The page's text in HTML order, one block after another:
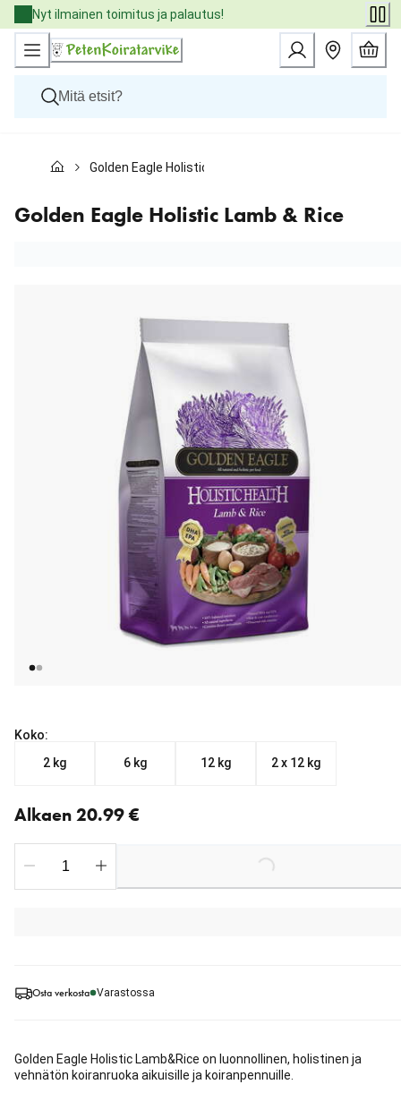
Skip
to
Content
Nyt ilmainen toimitus ja palautus!
Kissat
Eläinlääkäriruoat
Tuotemerkit
Golden Eagle Holistic Lamb & Rice
Golden Eagle Holistic Lamb & Rice
Osta verkosta Varastossa
Golden Eagle Holistic Lamb&Rice on luonnollinen, holistinen ja
vehnätön koiranruoka aikuisille ja koiranpennuille.
Koko:
2 kg
6 kg 12 kg 2 x 12 kg
Alkaen 20.99 €
Loading...